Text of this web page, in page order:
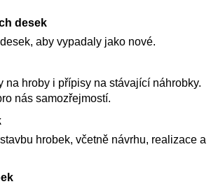
desek
aby vypadaly jako nové.
na hroby i přípisy na stávající náhrobky.
nás samozřejmostí.
hrobek, včetně návrhu, realizace a